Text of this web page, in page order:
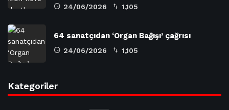
24/06/2026 1,105
64 sanatçıdan ‘Organ Bağışı’ çağrısı
24/06/2026 1,105
Kategoriler